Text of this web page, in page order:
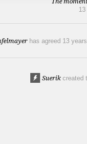
has agreed 13
Suerik created